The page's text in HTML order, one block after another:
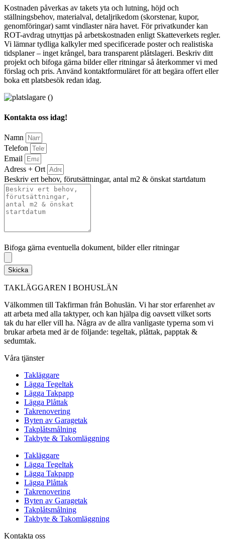
Kostnaden påverkas av takets yta och lutning, höjd och
ställningsbehov, materialval, detaljrikedom (skorstenar, kupor,
genomföringar) samt vindlaster nära havet. För privatkunder kan
ROT-avdrag utnyttjas på arbetskostnaden enligt Skatteverkets regler.
Vi lämnar tydliga kalkyler med specificerade poster och realistiska
tidsplaner – inget krångel, bara transparent plåtslageri. Beskriv ditt
projekt och bifoga gärna bilder eller ritningar så återkommer vi med
förslag och pris. Använd kontaktformuläret för att begära offert eller
boka ett platsbesök redan idag.
Kontakta oss idag!
Namn
Telefon
Email
Adress + Ort
Beskriv ert behov, förutsättningar, antal m2 & önskat startdatum
Bifoga gärna eventuella dokument, bilder eller ritningar
Skicka
TAKLÄGGAREN I BOHUSLÄN
Välkommen till Takfirman från Bohuslän. Vi har stor erfarenhet av
att arbeta med alla taktyper, och kan hjälpa dig oavsett vilket sorts
tak du har eller vill ha. Några av de allra vanligaste typerna som vi
brukar arbeta med är de följande: tegeltak, plåttak, papptak &
sedumtak.
Våra tjänster
Takläggare
Lägga Tegeltak
Lägga Takpapp
Lägga Plåttak
Takrenovering
Byten av Garagetak
Takplåtsmålning
Takbyte & Takomläggning
Takläggare
Lägga Tegeltak
Lägga Takpapp
Lägga Plåttak
Takrenovering
Byten av Garagetak
Takplåtsmålning
Takbyte & Takomläggning
Kontakta oss